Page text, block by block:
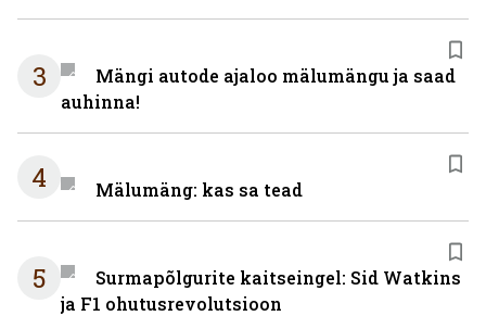
3
Mängi autode ajaloo mälumängu ja saad
auhinna!
4 Mälumäng: kas sa tead
5
Surmapõlgurite kaitseingel: Sid Watkins
ja F1 ohutusrevolutsioon